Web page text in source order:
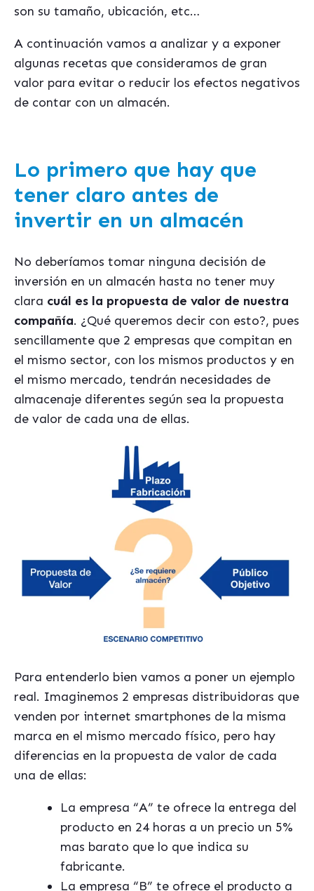
son su tamaño, ubicación, etc…
A continuación vamos a analizar y a exponer
algunas recetas que consideramos de gran
valor para evitar o reducir los efectos negativos
de contar con un almacén.
Lo primero que hay que
tener claro antes de
invertir en un almacén
No deberíamos tomar ninguna decisión de
inversión en un almacén hasta no tener muy
clara cuál es la propuesta de valor de nuestra
compañía. ¿Qué queremos decir con esto?, pues
sencillamente que 2 empresas que compitan en
el mismo sector, con los mismos productos y en
el mismo mercado, tendrán necesidades de
almacenaje diferentes según sea la propuesta
de valor de cada una de ellas.
Para entenderlo bien vamos a poner un ejemplo
real. Imaginemos 2 empresas distribuidoras que
venden por internet smartphones de la misma
marca en el mismo mercado físico, pero hay
diferencias en la propuesta de valor de cada
una de ellas:
La empresa “A” te ofrece la entrega del
producto en 24 horas a un precio un 5%
mas barato que lo que indica su
fabricante.
La empresa “B” te ofrece el producto a